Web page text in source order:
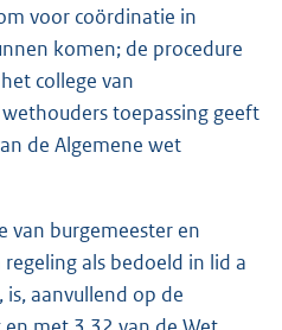
voor coördinatie in
komen; de procedure
college van
toepassing geeft
de Algemene wet
van burgemeester en
als bedoeld in lid a
aanvullend op de